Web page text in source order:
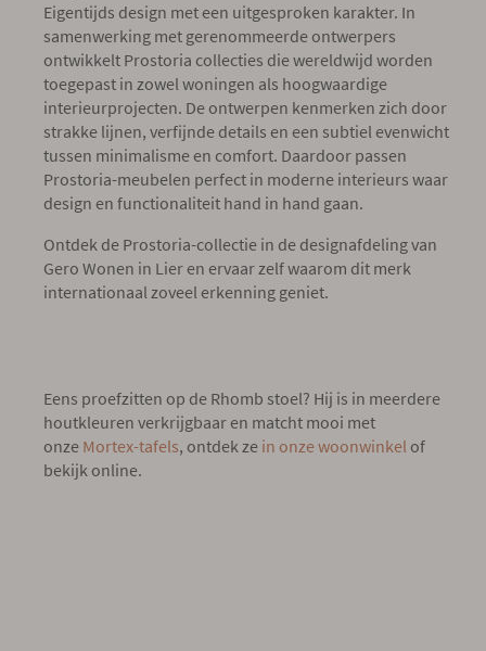
Eigentijds design met een uitgesproken karakter. In
samenwerking met gerenommeerde ontwerpers
ontwikkelt Prostoria collecties die wereldwijd worden
toegepast in zowel woningen als hoogwaardige
interieurprojecten. De ontwerpen kenmerken zich door
strakke lijnen, verfijnde details en een subtiel evenwicht
tussen minimalisme en comfort. Daardoor passen
Prostoria-meubelen perfect in moderne interieurs waar
design en functionaliteit hand in hand gaan.
Ontdek de Prostoria-collectie in de designafdeling van
Gero Wonen in Lier en ervaar zelf waarom dit merk
internationaal zoveel erkenning geniet.
Eens proefzitten op de Rhomb stoel? Hij is in meerdere
houtkleuren verkrijgbaar en matcht mooi met
onze Mortex-tafels, ontdek ze in onze woonwinkel of
bekijk online.